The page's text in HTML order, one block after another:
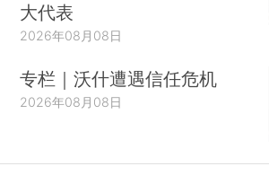
大代表
2026年08月08日
专栏｜沃什遭遇信任危机
2026年08月08日